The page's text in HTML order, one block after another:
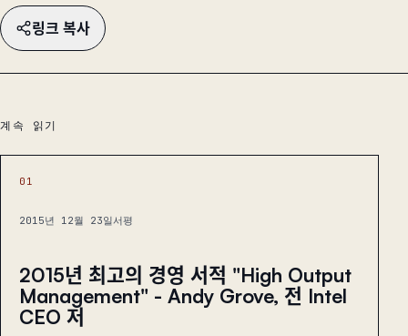
링크 복사
계속 읽기
01
2015년 12월 23일서평
2015년 최고의 경영 서적 "High Output
Management" - Andy Grove, 전 Intel
CEO 저